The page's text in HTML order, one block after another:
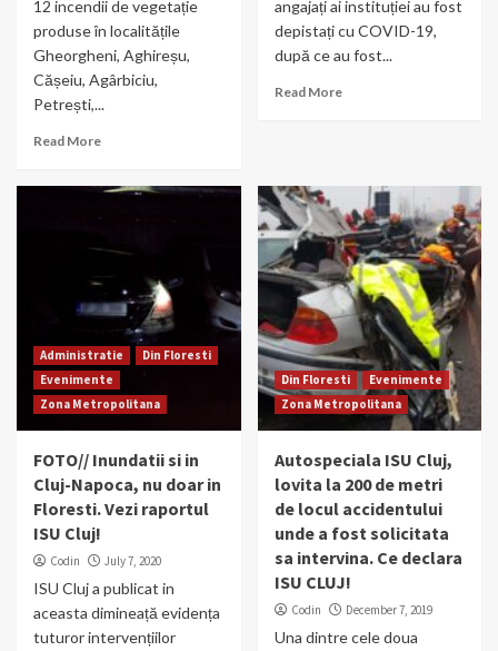
12 incendii de vegetație
produse în localitățile
Gheorgheni, Aghireșu,
Cășeiu, Agârbiciu,
Petrești,...
Read More
angajați ai instituției au fost
depistați cu COVID-19,
după ce au fost...
Read More
Administratie
Din Floresti
Evenimente
Zona Metropolitana
FOTO// Inundatii si in
Cluj-Napoca, nu doar in
Floresti. Vezi raportul
ISU Cluj!
Codin July 7, 2020
ISU Cluj a publicat in
aceasta dimineață evidența
tuturor intervențiilor
Din Floresti
Evenimente
Zona Metropolitana
Autospeciala ISU Cluj,
lovita la 200 de metri
de locul accidentului
unde a fost solicitata
sa intervina. Ce declara
ISU CLUJ!
Codin December 7, 2019
Una dintre cele doua